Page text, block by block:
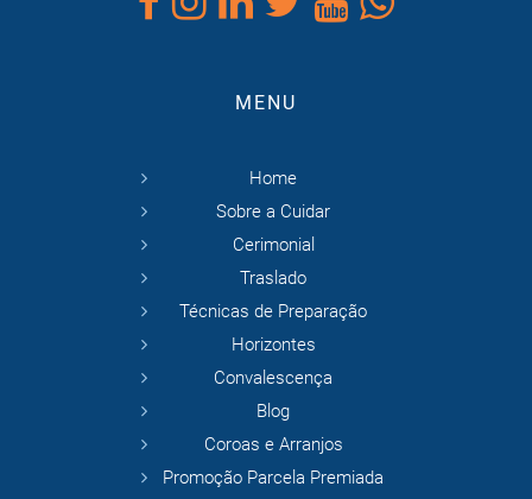
MENU
Home
Sobre a Cuidar
Cerimonial
Traslado
Técnicas de Preparação
Horizontes
Convalescença
Blog
Coroas e Arranjos
Promoção Parcela Premiada